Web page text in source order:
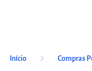
Início keyboard_arrow_right Compras